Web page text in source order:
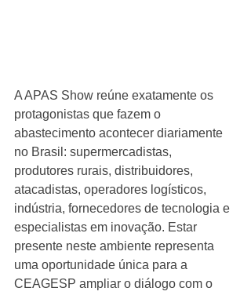
A APAS Show reúne exatamente os
protagonistas que fazem o
abastecimento acontecer diariamente
no Brasil: supermercadistas,
produtores rurais, distribuidores,
atacadistas, operadores logísticos,
indústria, fornecedores de tecnologia e
especialistas em inovação. Estar
presente neste ambiente representa
uma oportunidade única para a
CEAGESP ampliar o diálogo com o